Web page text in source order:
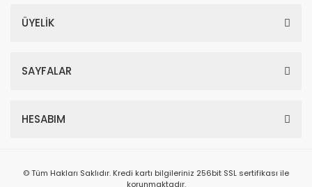
ÜYELİK
SAYFALAR
HESABIM
© Tüm Hakları Saklıdır. Kredi kartı bilgileriniz 256bit SSL sertifikası ile
korunmaktadır.